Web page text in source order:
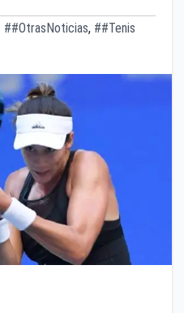
##OtrasNoticias, ##Tenis